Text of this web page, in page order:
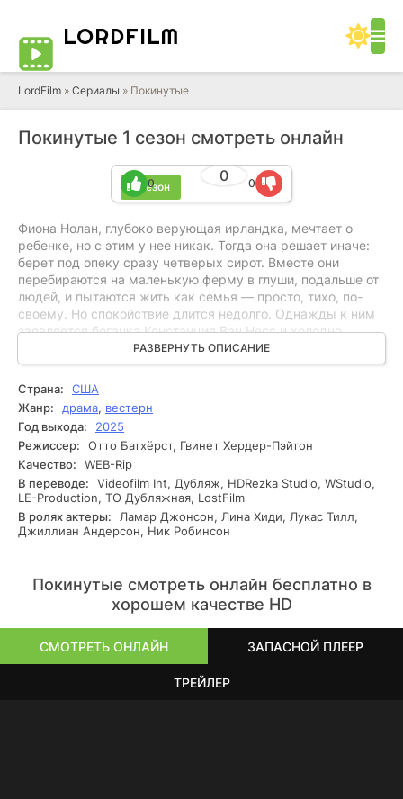
LORDFILM
LordFilm » Сериалы » Покинутые
Покинутые 1 сезон смотреть онлайн
1 сезон
0
0 0
Фиона Нолан, глубоко верующая ирландка, мечтает о
ребенке, но с этим у нее никак. Тогда она решает иначе:
берет под опеку сразу четверых сирот. Вместе они
перебираются на маленькую ферму в глуши, подальше от
людей, и пытаются жить как семья — просто, тихо, по-
своему. Но спокойствие длится недолго. Однажды к ним
заявляется богачка Констанция Ван Несс и холодно
сообщает: мол, земля тут вообще-то ее, и все вокруг
должно перейти к ней. Фиона не собирается отступать.
Это их дом. И детей она никому не отдаст.
РАЗВЕРНУТЬ ОПИСАНИЕ
Страна:
США
Жанр:
драма, вестерн
Год выхода:
2025
Режиссер:
Отто Батхёрст, Гвинет Хердер-Пэйтон
Качество:
WEB-Rip
В переводе:
Videofilm Int, Дубляж, HDRezka Studio, WStudio,
LE-Production, ТО Дубляжная, LostFilm
В ролях актеры:
Ламар Джонсон, Лина Хиди, Лукас Тилл,
Джиллиан Андерсон, Ник Робинсон
Покинутые смотреть онлайн бесплатно в
хорошем качестве HD
СМОТРЕТЬ ОНЛАЙН ЗАПАСНОЙ ПЛЕЕР
ТРЕЙЛЕР